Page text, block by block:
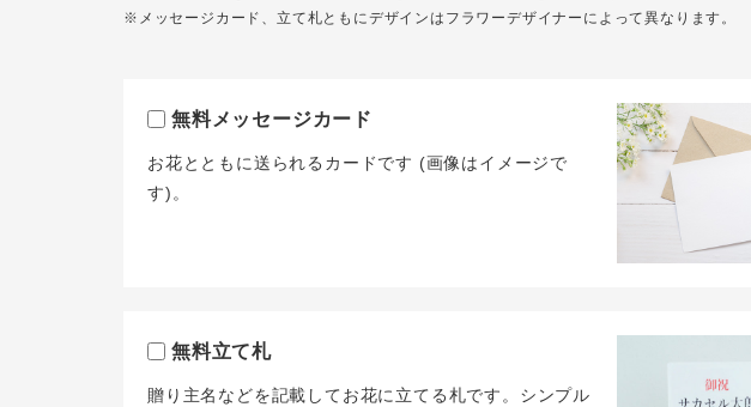
※メッセージカード、立て札ともにデザインはフラワーデザイナーによって異なります。
無料メッセージカード
お花とともに送られるカードです (画像はイメージで
す)。
無料立て札
贈り主名などを記載してお花に立てる札です。シンプル